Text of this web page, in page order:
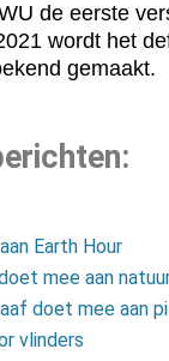
de eerste
wordt het
gemaakt.
Earth Hour
mee aan
doet mee aan
vlinders